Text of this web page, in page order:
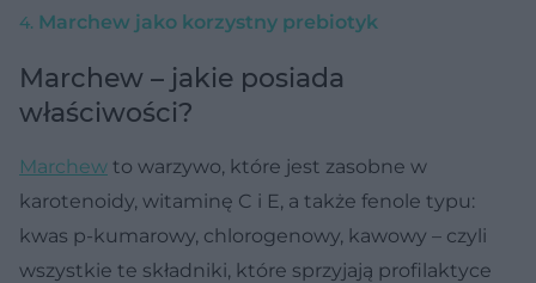
Marchew jako korzystny prebiotyk
Marchew – jakie posiada
właściwości?
Marchew to warzywo, które jest zasobne w
karotenoidy, witaminę C i E, a także fenole typu:
kwas p-kumarowy, chlorogenowy, kawowy – czyli
wszystkie te składniki, które sprzyjają profilaktyce